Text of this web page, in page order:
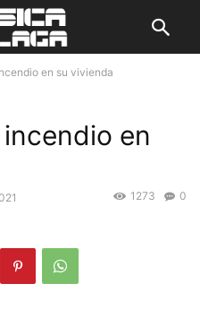
en su vivienda
en
0
1273